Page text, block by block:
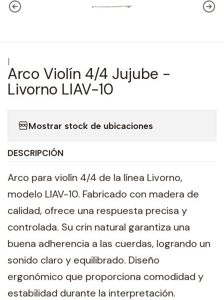
|
Arco Violín 4/4 Jujube -
Livorno LIAV-10
Mostrar stock de ubicaciones
DESCRIPCIÓN
Arco para violín 4/4 de la línea Livorno,
modelo LIAV-10. Fabricado con madera de
calidad, ofrece una respuesta precisa y
controlada. Su crin natural garantiza una
buena adherencia a las cuerdas, logrando un
sonido claro y equilibrado. Diseño
ergonómico que proporciona comodidad y
estabilidad durante la interpretación.